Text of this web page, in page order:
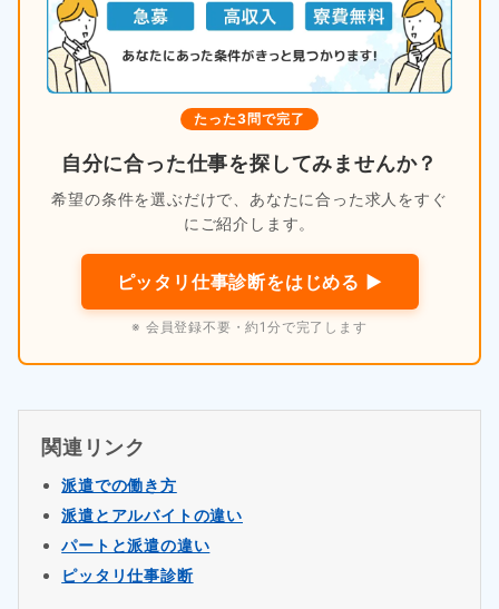
たった3問で完了
自分に合った仕事を探してみませんか？
希望の条件を選ぶだけで、あなたに合った求人をすぐ
にご紹介します。
ピッタリ仕事診断をはじめる ▶
※ 会員登録不要・約1分で完了します
関連リンク
派遣での働き方
派遣とアルバイトの違い
パートと派遣の違い
ピッタリ仕事診断